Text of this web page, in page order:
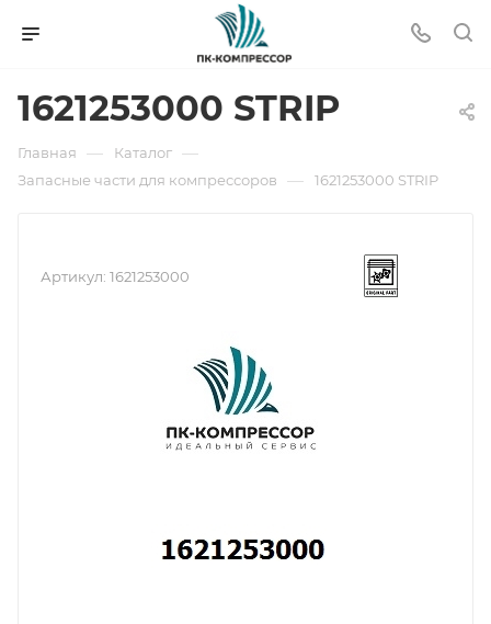
1621253000 STRIP
Главная — Каталог —
Запасные части для компрессоров — 1621253000 STRIP
Артикул: 1621253000